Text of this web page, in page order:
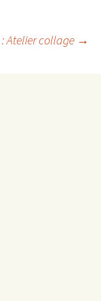
: Atelier collage →